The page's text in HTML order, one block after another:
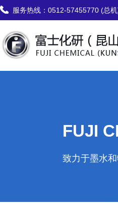
服务热线： 0512-57455770 (总
FUJI
致力于墨水